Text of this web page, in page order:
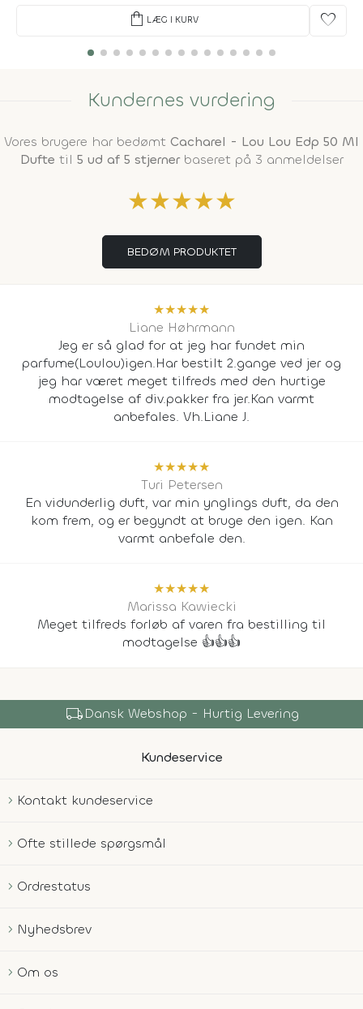
shopping_bag LÆG I KURV favorite
Kundernes vurdering
Vores brugere har bedømt Cacharel - Lou Lou Edp 50 Ml
Dufte til 5 ud af 5 stjernerbaseret på 3 anmeldelser
★★★★★
BEDØM PRODUKTET
★★★★★
Liane Høhrmann
Jeg er så glad for at jeg har fundet min
parfume(Loulou)igen.Har bestilt 2.gange ved jer og
jeg har været meget tilfreds med den hurtige
modtagelse af div.pakker fra jer.Kan varmt
anbefales. Vh.Liane J.
★★★★★
Turi Petersen
En vidunderlig duft, var min ynglings duft, da den
kom frem, og er begyndt at bruge den igen. Kan
varmt anbefale den.
★★★★★
Marissa Kawiecki
Meget tilfreds forløb af varen fra bestilling til
modtagelse 👍👍👍
local_shippingDansk Webshop - Hurtig Levering
Kundeservice
Kontakt kundeservice
Ofte stillede spørgsmål
Ordrestatus
Nyhedsbrev
Om os